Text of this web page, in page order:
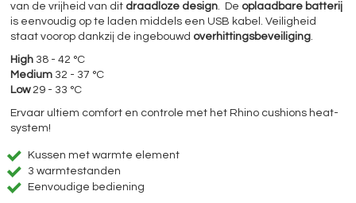
van de vrijheid van dit draadloze design. De oplaadbare batterij
is eenvoudig op te laden middels een USB kabel. Veiligheid
staat voorop dankzij de ingebouwd overhittingsbeveiliging.
High 38 - 42 °C
Medium 32 - 37 °C
Low 29 - 33 °C
Ervaar ultiem comfort en controle met het Rhino cushions heat-
system!
Kussen met warmte element
3 warmtestanden
Eenvoudige bediening